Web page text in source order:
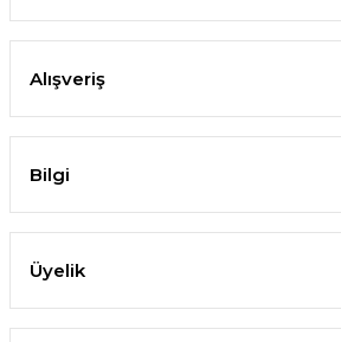
Alışveriş
Bilgi
Üyelik